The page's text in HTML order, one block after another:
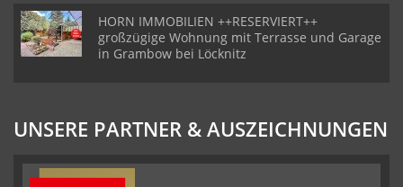
HORN IMMOBILIEN ++RESERVIERT++
großzügige Wohnung mit Terrasse und Garage
in Grambow bei Löcknitz
UNSERE PARTNER & AUSZEICHNUNGEN